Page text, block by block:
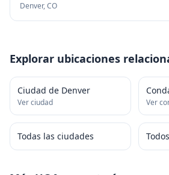
Denver, CO
Explorar ubicaciones
Ciudad de Denver
Ver ciudad Ver
Todas las ciudades